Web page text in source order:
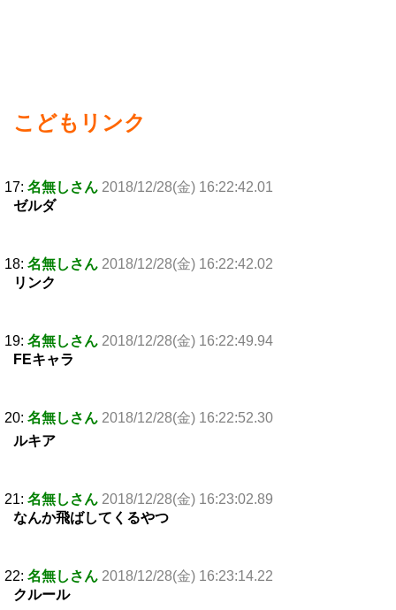
こどもリンク
17: 名無しさん 2018/12/28(金) 16:22:42.01
ゼルダ
18: 名無しさん 2018/12/28(金) 16:22:42.02
リンク
19: 名無しさん 2018/12/28(金) 16:22:49.94
FEキャラ
20: 名無しさん 2018/12/28(金) 16:22:52.30
ルキア
21: 名無しさん 2018/12/28(金) 16:23:02.89
なんか飛ばしてくるやつ
22: 名無しさん 2018/12/28(金) 16:23:14.22
クルール